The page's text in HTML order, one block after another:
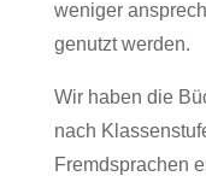
weniger
genutzt werden.
Wir haben die
nach
Fremdsprachen